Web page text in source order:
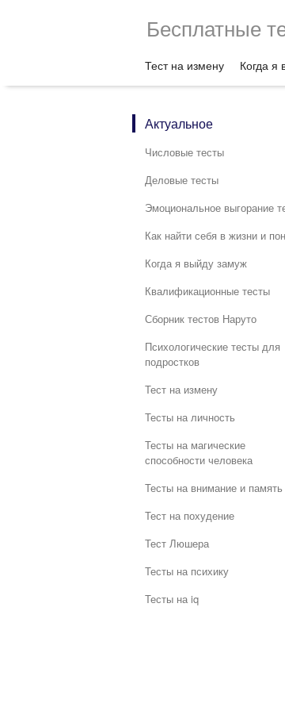
Бесплатные
Тест на измену Когда я
Актуальное
Числовые тесты
Деловые тесты
Эмоциональное выгорание
Как найти себя в жизни и
Когда я выйду замуж
Квалификационные тесты
Сборник тестов Наруто
Психологические тесты для
подростков
Тест на измену
Тесты на личность
Тесты на магические
способности человека
Тесты на внимание и память
Тест на похудение
Тест Люшера
Тесты на психику
Тесты на iq